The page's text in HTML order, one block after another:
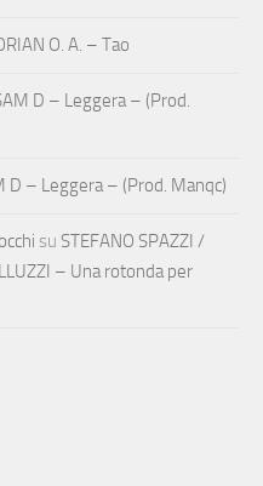
O. A. – Tao
D – Leggera – (Prod.
D – Leggera – (Prod. Manqc)
su STEFANO SPAZZI /
– Una rotonda per